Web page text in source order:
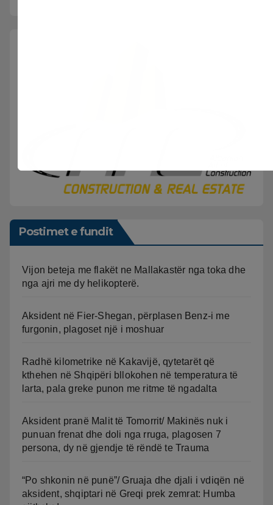
Postimet e fundit
Vijon beteja me flakët ne Mallakastër nga toka dhe
nga ajri me dy helikopterë.
Aksident në Fier-Shegan, përplasen Benz-i me
furgonin, plagoset një i moshuar
Radhë kilometrike në Kakavijë, qytetarët që
kthehen në Shqipëri bllokohen në temperatura të
larta, pala greke punon me ritme të ngadalta
Aksident pranë Malit të Tomorrit/ Makinës nuk i
punuan frenat dhe doli nga rruga, plagosen 7
persona, dy në gjendje të rëndë te Trauma
“Po shkonin në punë”/ Gruaja dhe djali i vdiqën në
aksident, shqiptari në Greqi prek zemrat: Humba